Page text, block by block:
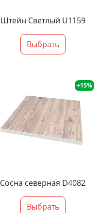
Штейн Светлый U1159
Выбрать
+15%
Сосна северная D4082
Выбрать